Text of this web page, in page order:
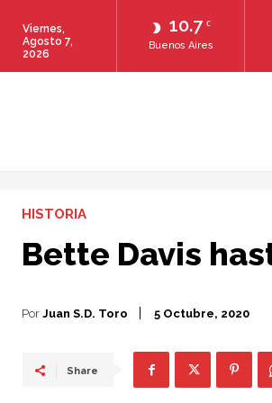
10.7 C
Buenos Aires
Viernes,
Agosto 7,
2026
HISTORIA
Bette Davis
Por Juan S.D. Toro 5 Octubre, 2020
Share